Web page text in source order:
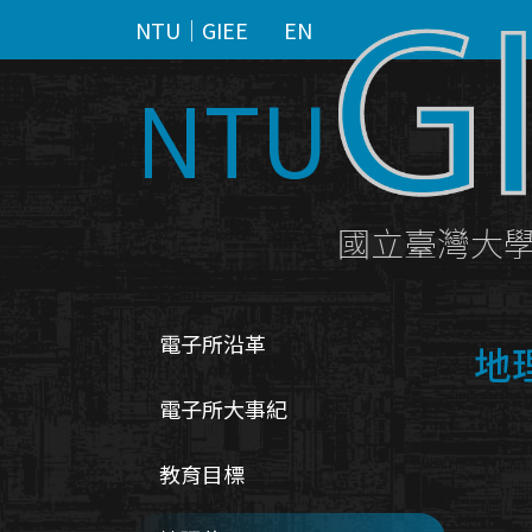
NTU｜GIEE EN
NTU
國立臺灣大
電子所沿革
電子所大事紀
教育目標
地